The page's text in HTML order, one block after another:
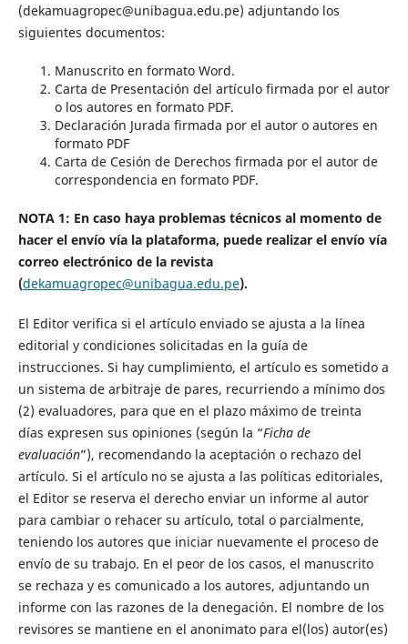
(dekamuagropec@unibagua.edu.pe) adjuntando los
siguientes documentos:
Manuscrito en formato Word.
Carta de Presentación del artículo firmada por el autor
o los autores en formato PDF.
Declaración Jurada firmada por el autor o autores en
formato PDF
Carta de Cesión de Derechos firmada por el autor de
correspondencia en formato PDF.
NOTA 1: En caso haya problemas técnicos al momento de
hacer el envío vía la plataforma, puede realizar el envío vía
correo electrónico de la revista
(dekamuagropec@unibagua.edu.pe).
El Editor verifica si el artículo enviado se ajusta a la línea
editorial y condiciones solicitadas en la guía de
instrucciones. Si hay cumplimiento, el artículo es sometido a
un sistema de arbitraje de pares, recurriendo a mínimo dos
(2) evaluadores, para que en el plazo máximo de treinta
días expresen sus opiniones (según la “Ficha de
evaluación”), recomendando la aceptación o rechazo del
artículo. Si el artículo no se ajusta a las políticas editoriales,
el Editor se reserva el derecho enviar un informe al autor
para cambiar o rehacer su artículo, total o parcialmente,
teniendo los autores que iniciar nuevamente el proceso de
envío de su trabajo. En el peor de los casos, el manuscrito
se rechaza y es comunicado a los autores, adjuntando un
informe con las razones de la denegación. El nombre de los
revisores se mantiene en el anonimato para el(los) autor(es)